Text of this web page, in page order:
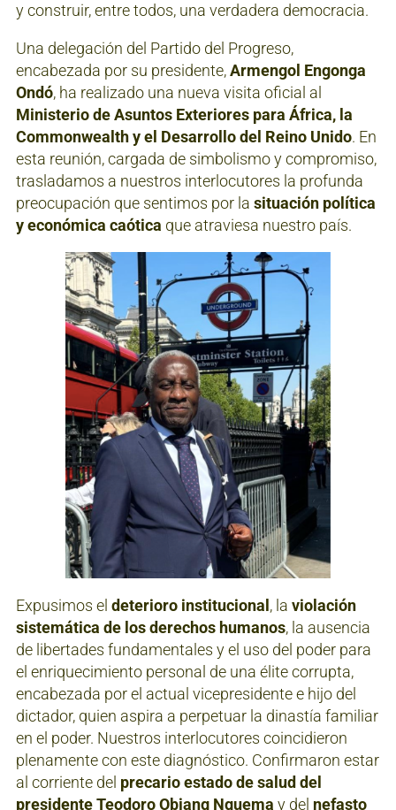
y construir, entre todos, una verdadera democracia.
Una delegación del Partido del Progreso,
encabezada por su presidente,Armengol Engonga
Ondó, ha realizado una nueva visita oficial al
Ministerio de Asuntos Exteriores para África, la
Commonwealth y el Desarrollo del Reino Unido. En
esta reunión, cargada de simbolismo y compromiso,
trasladamos a nuestros interlocutores la profunda
preocupación que sentimos por la situación política
y económica caótica que atraviesa nuestro país.
Expusimos el deterioro institucional , la violación
sistemática de los derechos humanos, la ausencia
de libertades fundamentales y el uso del poder para
el enriquecimiento personal de una élite corrupta,
encabezada por el actual vicepresidente e hijo del
dictador, quien aspira a perpetuar la dinastía familiar
en el poder. Nuestros interlocutores coincidieron
plenamente con este diagnóstico. Confirmaron estar
al corriente del precario estado de salud del
presidente Teodoro Obiang Nguema y del nefasto